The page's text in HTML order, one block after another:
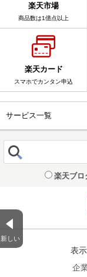
新しい
楽天市場
商品数は1億点以上
楽天カード
スマホでカンタン申込
サービス一覧
楽天ブロ
表
企